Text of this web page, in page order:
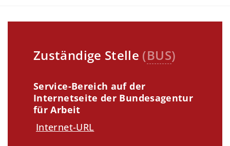
Zuständige Stelle (BUS)
Service-Bereich auf der
Internetseite der Bundesagentur
für Arbeit
Internet-URL